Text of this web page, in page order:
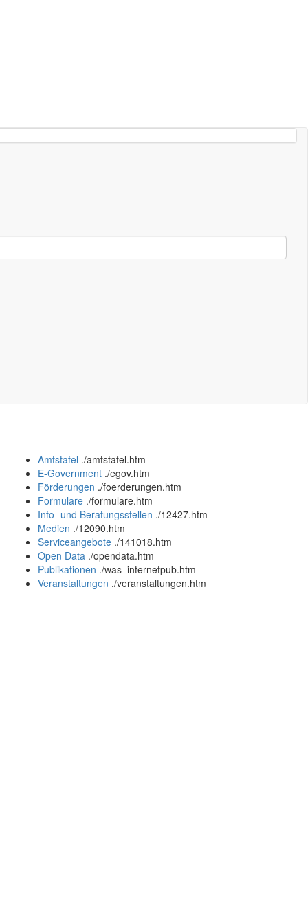
Amtstafel ./amtstafel.htm
E-Government ./egov.htm
Förderungen ./foerderungen.htm
Formulare ./formulare.htm
Info- und Beratungsstellen ./12427.htm
Medien ./12090.htm
Serviceangebote ./141018.htm
Open Data ./opendata.htm
Publikationen ./was_internetpub.htm
Veranstaltungen ./veranstaltungen.htm